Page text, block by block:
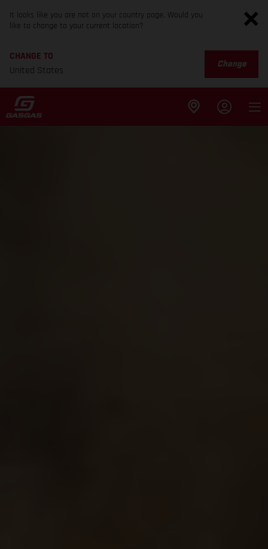
It looks like you are not on your country page. Would you
like to change to your current location?
CHANGE TO
United States
Change